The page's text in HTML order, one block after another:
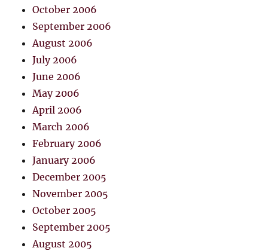
October 2006
September 2006
August 2006
July 2006
June 2006
May 2006
April 2006
March 2006
February 2006
January 2006
December 2005
November 2005
October 2005
September 2005
August 2005